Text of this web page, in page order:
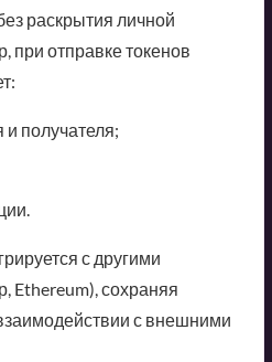
раскрытия личной
отправке токенов
получателя;
с другими
Ethereum), сохраняя
с внешними